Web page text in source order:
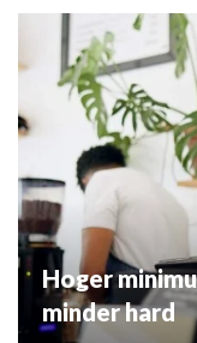
Hoger
minder hard